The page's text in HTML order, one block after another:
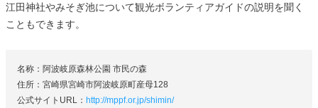
江田神社やみそぎ池について観光ボランティアガイドの説明を聞く
こともできます。
名称：阿波岐原森林公園 市民の森
住所：宮崎県宮崎市阿波岐原町産母128
公式サイトURL： http://mppf.or.jp/shimin/